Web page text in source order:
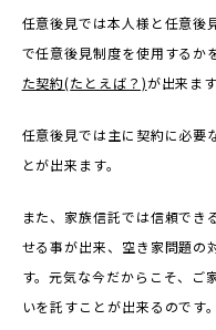
任意後見では本人様と任意後
で任意後見制度を使用するか
た契約(たとえば？)が出来ます
任意後見では主に契約に必要
とが出来ます。
また、家族信託では信頼でき
せる事が出来、空き家問題の
す。元気な今だからこそ、ご
いを託すことが出来るのです。